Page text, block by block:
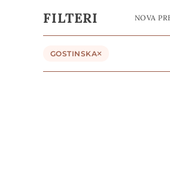
FILTERI NOVA
GOSTINSKA